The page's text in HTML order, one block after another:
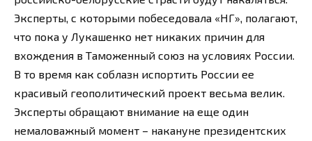
Эксперты, с которыми побеседовала «НГ», полагают,
что пока у Лукашенко нет никаких причин для
вхождения в Таможенный союз на условиях России.
В то время как соблазн испортить России ее
красивый геополитический проект весьма велик.
Эксперты обращают внимание на еще один
немаловажный момент – накануне президентских